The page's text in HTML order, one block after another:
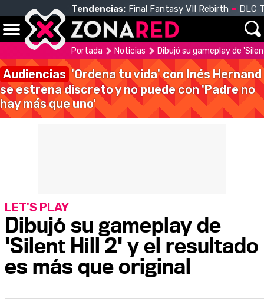
Tendencias: Final Fantasy VII Rebirth DLC
Portada Noticias Dibujó su gameplay de
Audiencias 'Ordena tu vida' con Inés Hernand
se estrena discreto y no puede con 'Padre no
hay más que uno'
Dibujó su gameplay de
'Silent Hill 2' y el resultado
es más que original
LET'S PLAY